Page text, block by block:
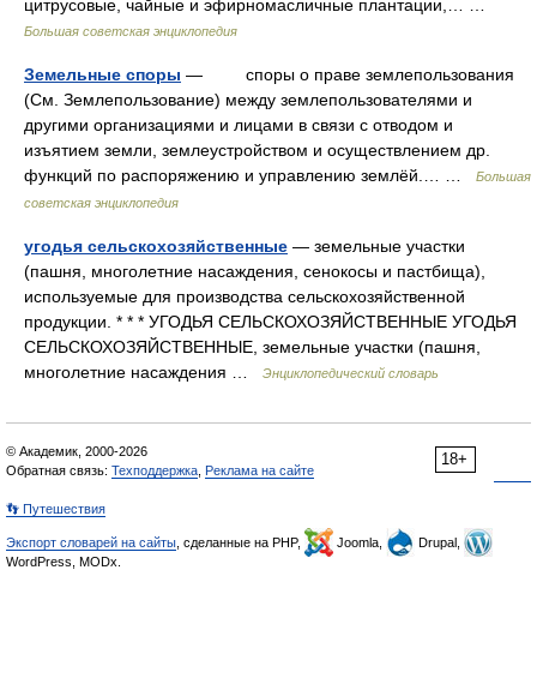
цитрусовые, чайные и эфирномасличные плантации,… …
Большая советская энциклопедия
Земельные споры — споры о праве землепользования
(См. Землепользование) между землепользователями и
другими организациями и лицами в связи с отводом и
изъятием земли, землеустройством и осуществлением др.
функций по распоряжению и управлению землёй.… …
Большая
советская энциклопедия
угодья сельскохозяйственные — земельные участки
(пашня, многолетние насаждения, сенокосы и пастбища),
используемые для производства сельскохозяйственной
продукции. * * * УГОДЬЯ СЕЛЬСКОХОЗЯЙСТВЕННЫЕ УГОДЬЯ
СЕЛЬСКОХОЗЯЙСТВЕННЫЕ, земельные участки (пашня,
многолетние насаждения …
Энциклопедический словарь
18+
© Академик, 2000-2026
Обратная связь: Техподдержка Реклама на сайте
👣 Путешествия
Экспорт словарей на сайты , сделанные на PHP, Joomla,
Drupal,
WordPress, MODx.